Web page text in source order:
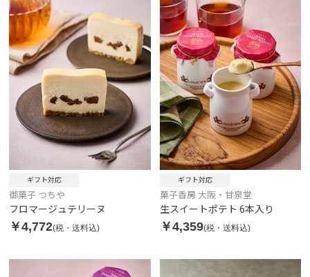
ギフト対応
御菓子 つちや
フロマージュテリーヌ
￥4,772(税・送料込)
ギフト対応
菓子香房 大阪・甘泉堂
生スイートポテト 6本入り
￥4,359(税・送料込)